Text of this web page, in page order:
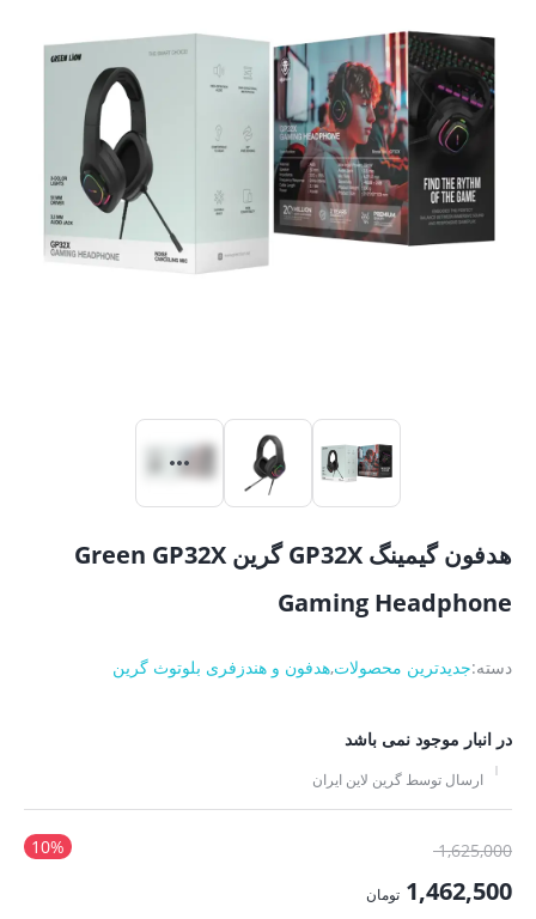
هدفون گیمینگ GP32X گرین Green GP32X
Gaming Headphone
دسته:جدیدترین محصولات,هدفون و هندزفری بلوتوث گرین
در انبار موجود نمی باشد
ارسال توسط گرین لاین ایران
10% 1,625,000قیمت
اصلی:
1,462,500 تومان